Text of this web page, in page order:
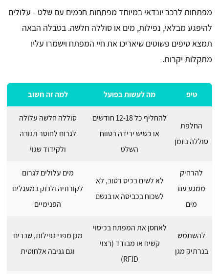
מפתחות לרכב יונדאי במיוחד מפתחות חכמים עם שלט - עלולים
להיפגע מבלאי, נפילות, מים או סוללה חלשה. בטבלה הבאה
תמצא טיפים פשוטים שיאריכו את חיי המפתח וישמרו עליו
מתקלות יקרות.
טיפ מה לעשות בפועל למה זה חשוב
החלפת
סוללה בזמן
להחליף כל 12-18 חודשים
או כשיש ירידה בטווח
השלט
סוללה חלשה עלולה
לגרום לחוסר תגובה
ולקידוד שגוי
להרחיק
ממגע עם
מים
לא לשים בכיס רטוב, לא
לשכוח בכביסה או בגשם
מים עלולים לגרום
לקורוזיה ולנזק במעגלים
הפנימיים
להשתמש
בנרתיק מגן
לאחסן את המפתח בכיסוי
קשיח או מבודד (רצוי
RFID)
מגן מפני נפילות, שברים
וגם גניבה אלחוטית